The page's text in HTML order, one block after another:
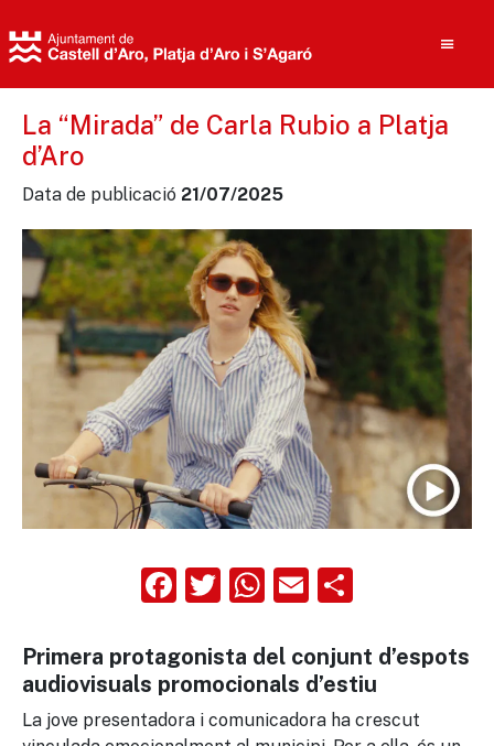
La “Mirada” de Carla Rubio a Platja
d’Aro
Data de publicació 21/07/2025
Facebook
Twitter
WhatsApp
Email
Primera protagonista del conjunt d’espots
audiovisuals promocionals d’estiu
La jove presentadora i comunicadora ha crescut